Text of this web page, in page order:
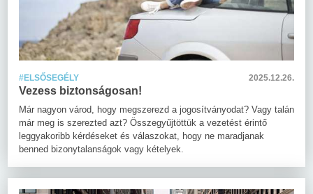
#ELSŐSEGÉLY 2025.12.26.
Vezess biztonságosan!
Már nagyon várod, hogy megszerezd a jogosítványodat? Vagy talán
már meg is szerezted azt? Összegyűjtöttük a vezetést érintő
leggyakoribb kérdéseket és válaszokat, hogy ne maradjanak
benned bizonytalanságok vagy kételyek.